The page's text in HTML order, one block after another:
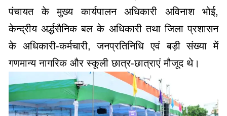
के अधिकारी-कर्मचारी, जनप्रतिनिधि एवं बड़ी संख्या में
गणमान्य नागरिक और स्कूली छात्र-छात्राएं मौजूद थे।